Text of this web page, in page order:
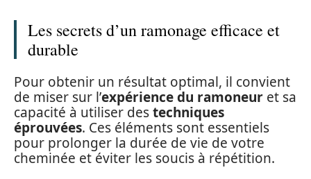
Les secrets d’un ramonage efficace et
durable
Pour obtenir un résultat optimal, il convient
de miser sur l’expérience du ramoneur et sa
capacité à utiliser destechniques
éprouvées. Ces éléments sont essentiels
pour prolonger la durée de vie de votre
cheminée et éviter les soucis à répétition.